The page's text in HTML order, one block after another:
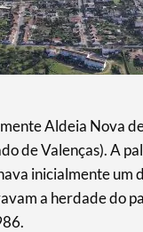
Aldeia Nova
de Valenças). A
inicialmente um
a herdade do